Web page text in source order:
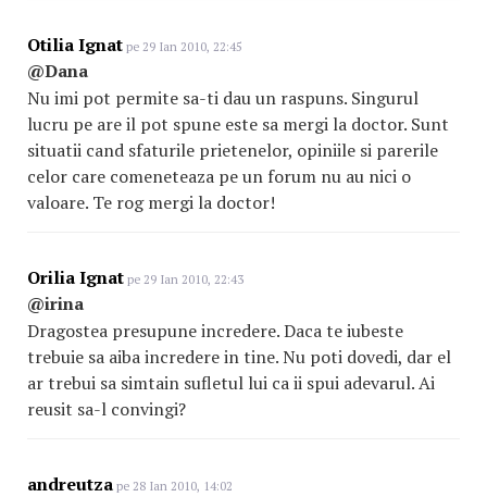
Otilia Ignat pe 29 Ian 2010, 22:45
@Dana
Nu imi pot permite sa-ti dau un raspuns. Singurul
lucru pe are il pot spune este sa mergi la doctor. Sunt
situatii cand sfaturile prietenelor, opiniile si parerile
celor care comeneteaza pe un forum nu au nici o
valoare. Te rog mergi la doctor!
Orilia Ignat pe 29 Ian 2010, 22:43
@irina
Dragostea presupune incredere. Daca te iubeste
trebuie sa aiba incredere in tine. Nu poti dovedi, dar el
ar trebui sa simtain sufletul lui ca ii spui adevarul. Ai
reusit sa-l convingi?
andreutza pe 28 Ian 2010, 14:02